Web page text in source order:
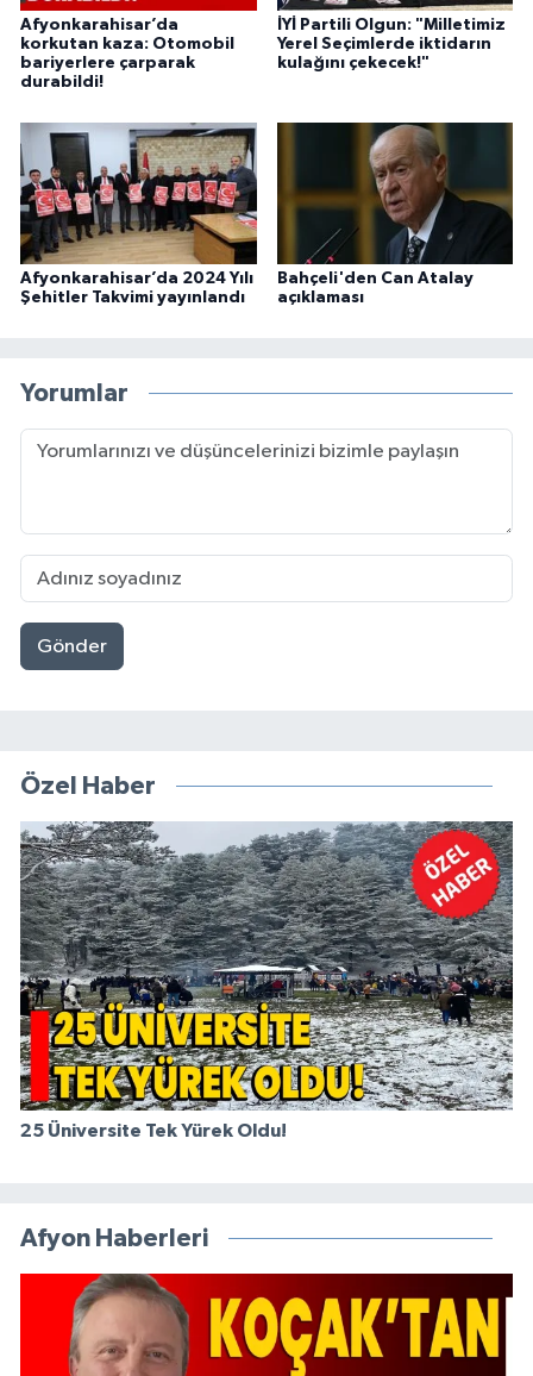
Afyonkarahisar’da
korkutan kaza: Otomobil
bariyerlere çarparak
durabildi!
İYİ Partili Olgun: "Milletimiz
Yerel Seçimlerde iktidarın
kulağını çekecek!"
Afyonkarahisar’da 2024 Yılı
Şehitler Takvimi yayınlandı
Bahçeli'den Can Atalay
açıklaması
Yorumlar
Gönder
Özel Haber
25 Üniversite Tek Yürek Oldu!
Afyon Haberleri